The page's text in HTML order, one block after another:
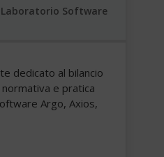
Software
dedicato al bilancio
e pratica
Argo, Axios,